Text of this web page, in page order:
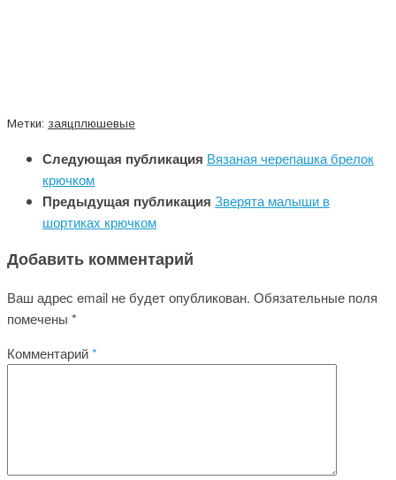
Метки: заяцплюшевые
Следующая публикация Вязаная черепашка брелок
крючком
Предыдущая публикация Зверята малыши в
шортиках крючком
Добавить комментарий
Ваш адрес email не будет опубликован. Обязательные поля
помечены *
Комментарий*